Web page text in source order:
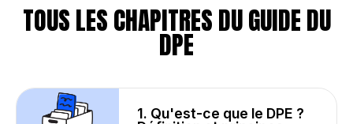
TOUS LES CHAPITRES DU GUIDE DU
DPE
1. Qu'est-ce que le DPE ?